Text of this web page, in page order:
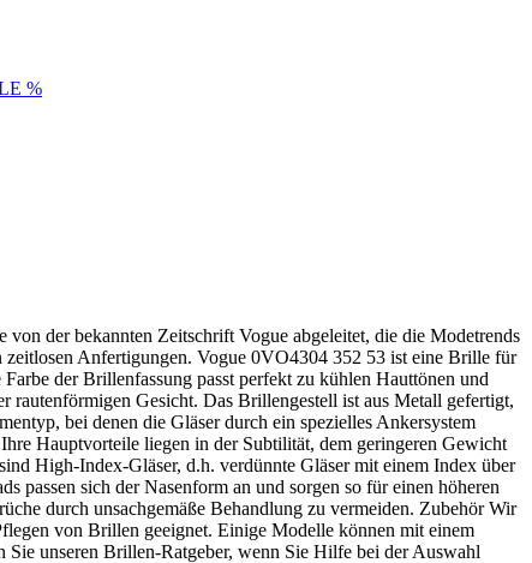
%
der bekannten Zeitschrift Vogue abgeleitet, die die Modetrends
Anfertigungen. Vogue 0VO4304 352 53 ist eine Brille für
der Brillenfassung passt perfekt zu kühlen Hauttönen und
rautenförmigen Gesicht. Das Brillengestell ist aus Metall gefertigt,
bei denen die Gläser durch ein spezielles Ankersystem
Hauptvorteile liegen in der Subtilität, dem geringeren Gewicht
High-Index-Gläser, d.h. verdünnte Gläser mit einem Index über
passen sich der Nasenform an und sorgen so für einen höheren
durch unsachgemäße Behandlung zu vermeiden. Zubehör Wir
von Brillen geeignet. Einige Modelle können mit einem
Sie unseren Brillen-Ratgeber, wenn Sie Hilfe bei der Auswahl